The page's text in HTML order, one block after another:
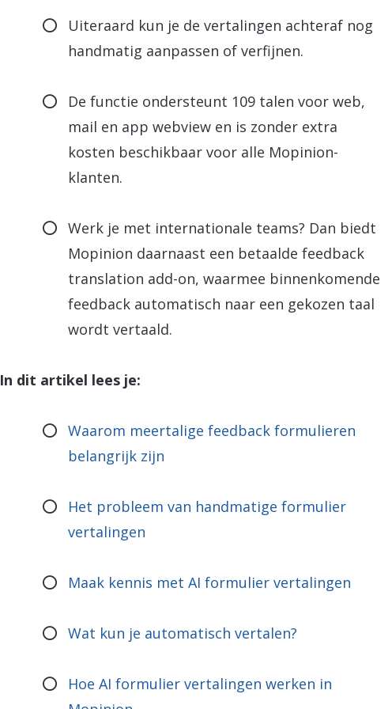
Uiteraard kun je de vertalingen achteraf nog
handmatig aanpassen of verfijnen.
De functie ondersteunt 109 talen voor web,
mail en app webview en is zonder extra
kosten beschikbaar voor alle Mopinion-
klanten.
Werk je met internationale teams? Dan biedt
Mopinion daarnaast een betaalde feedback
translation add-on, waarmee binnenkomende
feedback automatisch naar een gekozen taal
wordt vertaald.
In dit artikel lees je:
Waarom meertalige feedback formulieren
belangrijk zijn
Het probleem van handmatige formulier
vertalingen
Maak kennis met AI formulier vertalingen
Wat kun je automatisch vertalen?
Hoe AI formulier vertalingen werken in